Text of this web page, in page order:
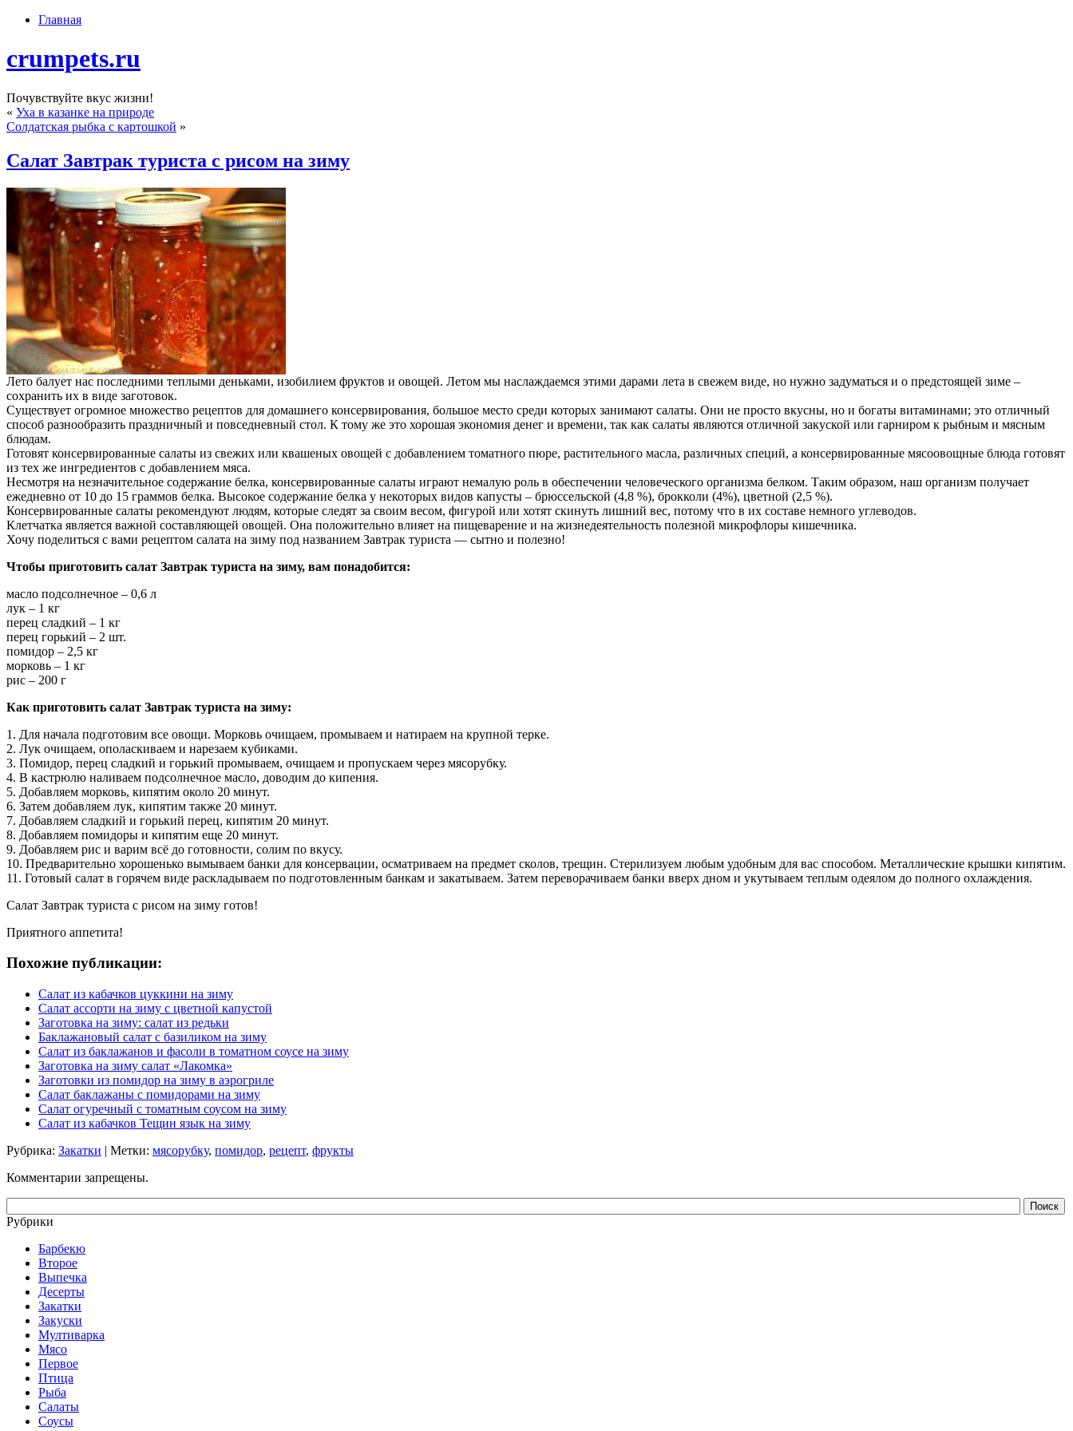
Главная
crumpets.ru
Почувствуйте вкус жизни!
« Уха в казанке на природе
Солдатская рыбка с картошкой »
Салат Завтрак туриста с рисом на зиму
Лето балует нас последними теплыми деньками, изобилием фруктов и овощей. Летом мы наслаждаемся этими дарами лета в свежем виде, но нужно задуматься и о предстоящей зиме –
сохранить их в виде заготовок.
Существует огромное множество рецептов для домашнего консервирования, большое место среди которых занимают салаты. Они не просто вкусны, но и богаты витаминами; это отличный
способ разнообразить праздничный и повседневный стол. К тому же это хорошая экономия денег и времени, так как салаты являются отличной закуской или гарниром к рыбным и мясным
блюдам.
Готовят консервированные салаты из свежих или квашеных овощей с добавлением томатного пюре, растительного масла, различных специй, а консервированные мясоовощные блюда готовят
из тех же ингредиентов с добавлением мяса.
Несмотря на незначительное содержание белка, консервированные салаты играют немалую роль в обеспечении человеческого организма белком. Таким образом, наш организм получает
ежедневно от 10 до 15 граммов белка. Высокое содержание белка у некоторых видов капусты – брюссельской (4,8 %), брокколи (4%), цветной (2,5 %).
Консервированные салаты рекомендуют людям, которые следят за своим весом, фигурой или хотят скинуть лишний вес, потому что в их составе немного углеводов.
Клетчатка является важной составляющей овощей. Она положительно влияет на пищеварение и на жизнедеятельность полезной микрофлоры кишечника.
Хочу поделиться с вами рецептом салата на зиму под названием Завтрак туриста — сытно и полезно!
Чтобы приготовить салат Завтрак туриста на зиму, вам понадобится:
масло подсолнечное – 0,6 л
лук – 1 кг
перец сладкий – 1 кг
перец горький – 2 шт.
помидор – 2,5 кг
морковь – 1 кг
рис – 200 г
Как приготовить салат Завтрак туриста на зиму:
1. Для начала подготовим все овощи. Морковь очищаем, промываем и натираем на крупной терке.
2. Лук очищаем, ополаскиваем и нарезаем кубиками.
3. Помидор, перец сладкий и горький промываем, очищаем и пропускаем через мясорубку.
4. В кастрюлю наливаем подсолнечное масло, доводим до кипения.
5. Добавляем морковь, кипятим около 20 минут.
6. Затем добавляем лук, кипятим также 20 минут.
7. Добавляем сладкий и горький перец, кипятим 20 минут.
8. Добавляем помидоры и кипятим еще 20 минут.
9. Добавляем рис и варим всё до готовности, солим по вкусу.
10. Предварительно хорошенько вымываем банки для консервации, осматриваем на предмет сколов, трещин. Стерилизуем любым удобным для вас способом. Металлические крышки кипятим.
11. Готовый салат в горячем виде раскладываем по подготовленным банкам и закатываем. Затем переворачиваем банки вверх дном и укутываем теплым одеялом до полного охлаждения.
Салат Завтрак туриста с рисом на зиму готов!
Приятного аппетита!
Похожие публикации:
Салат из кабачков цуккини на зиму
Салат ассорти на зиму с цветной капустой
Заготовка на зиму: салат из редьки
Баклажановый салат с базиликом на зиму
Салат из баклажанов и фасоли в томатном соусе на зиму
Заготовка на зиму салат «Лакомка»
Заготовки из помидор на зиму в аэрогриле
Салат баклажаны с помидорами на зиму
Салат огуречный с томатным соусом на зиму
Салат из кабачков Тещин язык на зиму
Рубрика: Закатки | Метки: мясорубку, помидор, рецепт, фрукты
Комментарии запрещены.
Рубрики
Барбекю
Второе
Выпечка
Десерты
Закатки
Закуски
Мултиварка
Мясо
Первое
Птица
Рыба
Салаты
Соусы